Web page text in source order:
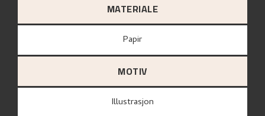
MATERIALE
papir
MOTIV
Illustrasjon